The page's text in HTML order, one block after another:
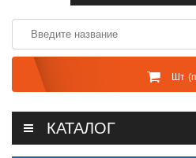
Шт
КАТАЛОГ